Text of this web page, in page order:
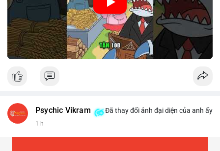
Psychic Vikram Đã thay đổi ảnh đại diện của anh ấy
1 h